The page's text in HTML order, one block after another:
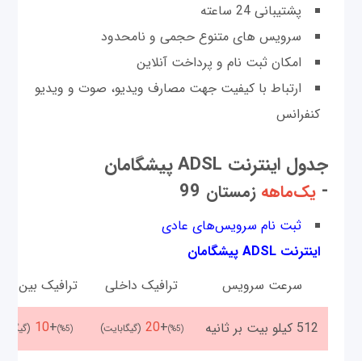
پشتیبانی 24 ساعته
سرویس های متنوع حجمی و نامحدود
امکان ثبت نام و پرداخت آنلاین
ارتباط با کیفیت جهت مصارف ویدیو، صوت و ویدیو
كنفرانس
جدول اینترنت ADSL
پیشگامان
-یک‌ماههزمستان
ثبت نام سرویس‌های عادی
اینترنت ADSL پیشگامان
سرعت سرویس
ترافیک داخلی ترافیک بین
512 کیلو بیت بر ثانیه (%5)
+
20 (گیگابایت) (%5)
+
10